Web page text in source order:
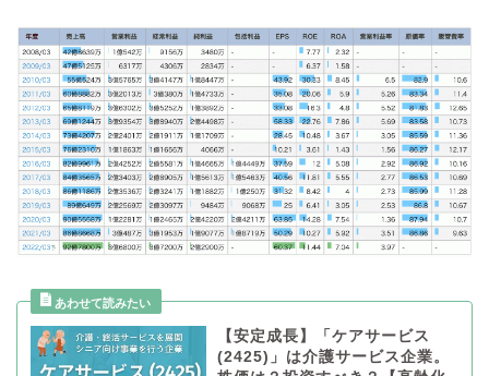
【安定成長】「ケアサービス
(2425)」は介護サービス企業。